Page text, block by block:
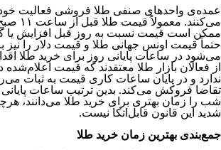
می‌کنند.
ممکن است قیمت نسبت به روز قبل افزایش یا
حتماً قیمت اونس جهانی طلا و قیمت دلار را نیز
می‌شود در ساعات پایانی روز برای خرید طلا
از فعالان بازار طلا معتقدند که قیمت اعلام‌شده
ندارد و در پایان ساعات کاری قیمت به ثبات
شب را زمان بهتری برای خرید طلا می‌دانند،
شدید این قانون قابل‌اتکا نیست.
جمع­‌بندی بهترین زمان خرید طلا